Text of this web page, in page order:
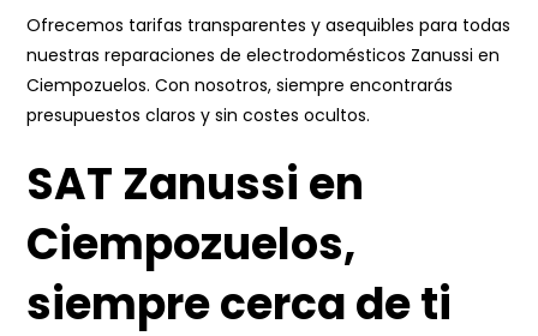
Ofrecemos tarifas transparentes y asequibles para todas
nuestras reparaciones de electrodomésticos Zanussi en
Ciempozuelos. Con nosotros, siempre encontrarás
presupuestos claros y sin costes ocultos.
SAT Zanussi en
Ciempozuelos,
siempre cerca de ti